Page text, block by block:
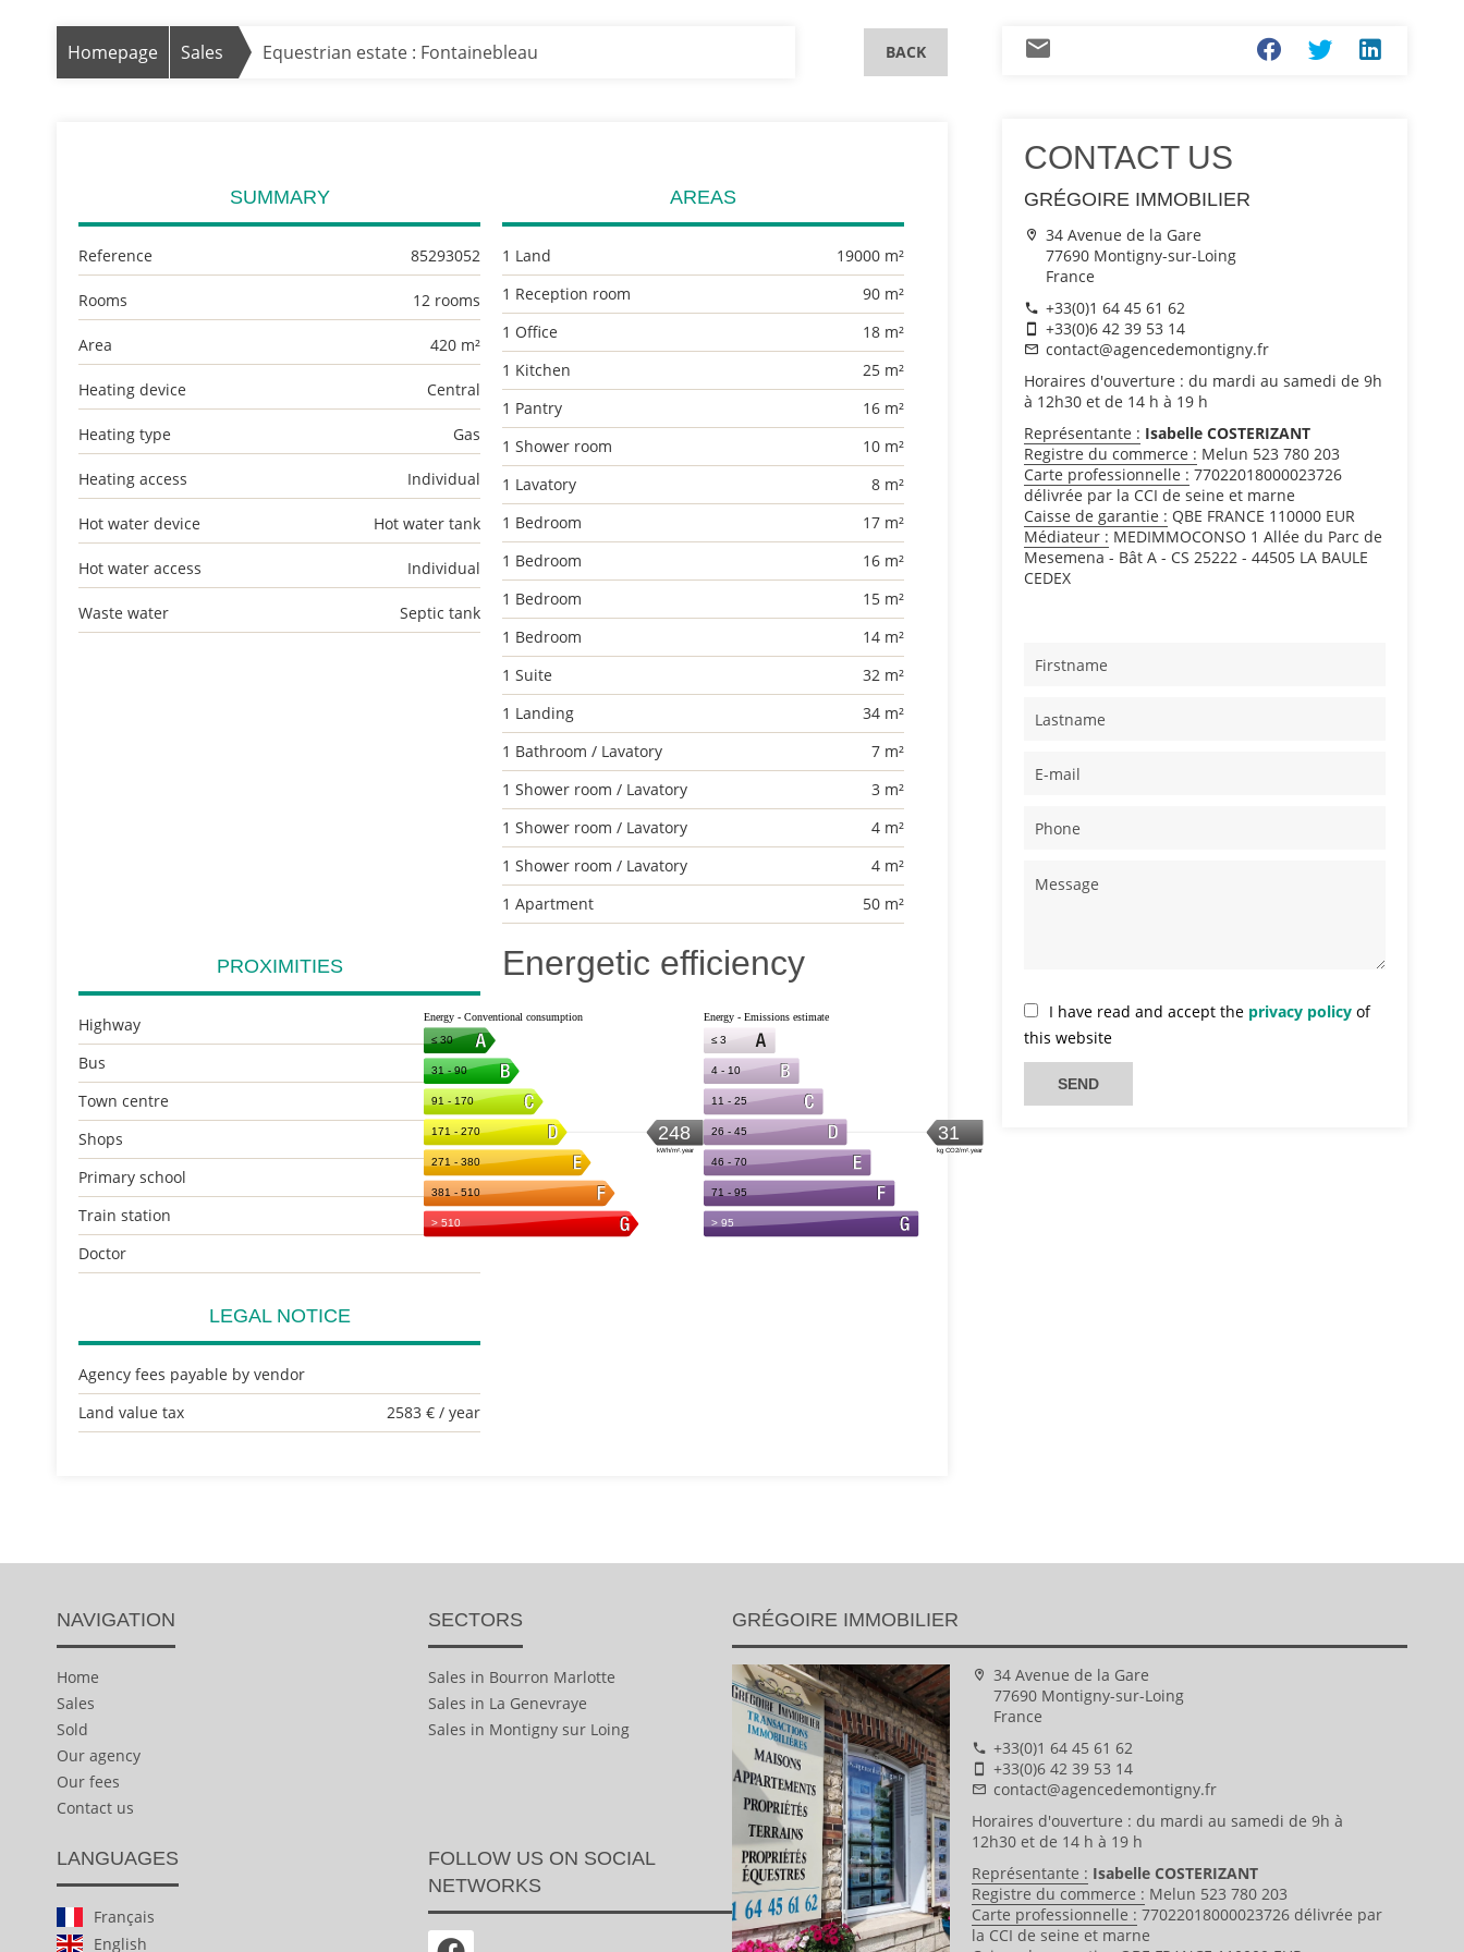
Homepage Sales Equestrian estate : Fontainebleau BACK
SUMMARY
Reference 85293052
Rooms 12 rooms
Area 420 m²
Heating device Central
Heating type Gas
Heating access Individual
Hot water device Hot water tank
Hot water access Individual
Waste water Septic tank
AREAS
1 Land
19000 m²
1 Reception room
90 m²
1 Office
18 m²
1 Kitchen
25 m²
1 Pantry
16 m²
1 Shower room
10 m²
1 Lavatory
8 m²
1 Bedroom
17 m²
1 Bedroom
16 m²
1 Bedroom
15 m²
1 Bedroom
14 m²
1 Suite
32 m²
1 Landing
34 m²
1 Bathroom / Lavatory
7 m²
1 Shower room / Lavatory
3 m²
1 Shower room / Lavatory
4 m²
1 Shower room / Lavatory
4 m²
1 Apartment
50 m²
PROXIMITIES
Highway
Bus
Town centre
Shops
Primary school
Train station
Doctor
Energetic efficiency
LEGAL NOTICE
Agency fees payable by vendor
Land value tax
2583 € / year
CONTACT US
GRÉGOIRE IMMOBILIER
34 Avenue de la Gare
77690 Montigny-sur-Loing
France
+33(0)1 64 45 61 62
+33(0)6 42 39 53 14
contact@agencedemontigny.fr
Horaires d'ouverture : du mardi au samedi de 9h
à 12h30 et de 14 h à 19 h
Représentante : Isabelle COSTERIZANT
Registre du commerce : Melun 523 780 203
Carte professionnelle : 77022018000023726
délivrée par la CCI de seine et marne
Caisse de garantie : QBE FRANCE 110000 EUR
Médiateur : MEDIMMOCONSO 1 Allée du Parc de
Mesemena - Bât A - CS 25222 - 44505 LA BAULE
CEDEX
I have read and accept the privacy policy of
this website
SEND
NAVIGATION
Home
Sales
Sold
Our agency
Our fees
Contact us
SECTORS
Sales in Bourron Marlotte
Sales in La Genevraye
Sales in Montigny sur Loing
LANGUAGES
Français
English
FOLLOW US ON SOCIAL
NETWORKS
GRÉGOIRE IMMOBILIER
34 Avenue de la Gare
77690 Montigny-sur-Loing
France
+33(0)1 64 45 61 62
+33(0)6 42 39 53 14
contact@agencedemontigny.fr
Horaires d'ouverture : du mardi au samedi de 9h à
12h30 et de 14 h à 19 h
Représentante : Isabelle COSTERIZANT
Registre du commerce : Melun 523 780 203
Carte professionnelle : 77022018000023726 délivrée par
la CCI de seine et marne